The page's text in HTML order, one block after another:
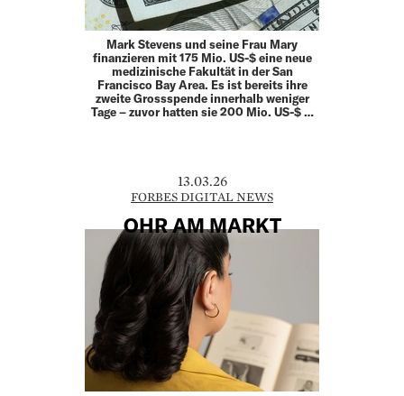
Mark Stevens und seine Frau Mary
finanzieren mit 175 Mio. US-$ eine neue
medizinische Fakultät in der San
Francisco Bay Area. Es ist bereits ihre
zweite Grossspende innerhalb weniger
Tage – zuvor hatten sie 200 Mio. US-$ …
13.03.26
FORBES DIGITAL NEWS
OHR AM MARKT